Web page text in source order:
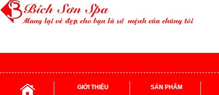
GIỚI THIỆU
SẢN PHẨM